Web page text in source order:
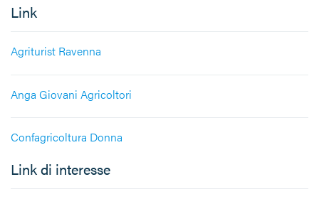
Link
Agriturist Ravenna
Anga Giovani Agricoltori
Confagricoltura Donna
Link di interesse